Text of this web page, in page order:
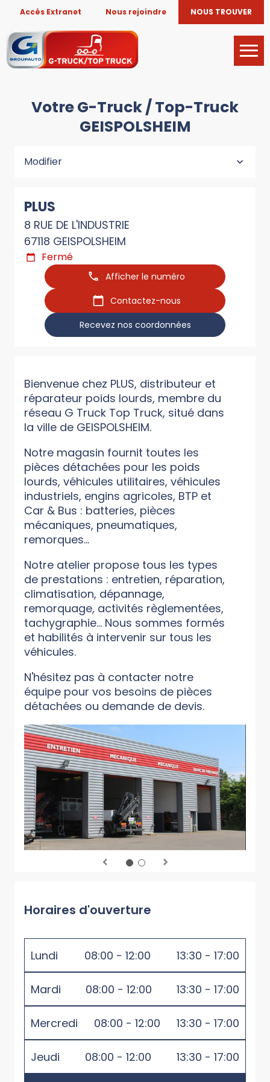
Accès Extranet Nous rejoindre NOUS TROUVER
Votre G-Truck / Top-Truck
GEISPOLSHEIM
Modifier
PLUS
8 RUE DE L'INDUSTRIE
67118 GEISPOLSHEIM
Fermé
Afficher le numéro
Contactez-nous
Recevez nos coordonnées
Bienvenue chez PLUS, distributeur et
réparateur poids lourds, membre du
réseau G Truck Top Truck, situé dans
la ville de GEISPOLSHEIM.
Notre magasin fournit toutes les
pièces détachées pour les poids
lourds, véhicules utilitaires, véhicules
industriels, engins agricoles, BTP et
Car & Bus : batteries, pièces
mécaniques, pneumatiques,
remorques...
Notre atelier propose tous les types
de prestations : entretien, réparation,
climatisation, dépannage,
remorquage, activités règlementées,
tachygraphie... Nous sommes formés
et habilités à intervenir sur tous les
véhicules.
N'hésitez pas à contacter notre
équipe pour vos besoins de pièces
détachées ou demande de devis.
Horaires d'ouverture
Lundi 08:00 - 12:00 13:30 - 17:00
Mardi 08:00 - 12:00 13:30 - 17:00
Mercredi 08:00 - 12:00 13:30 - 17:00
Jeudi 08:00 - 12:00 13:30 - 17:00